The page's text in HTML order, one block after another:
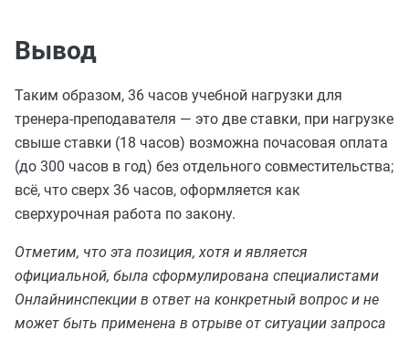
Вывод
Таким образом, 36 часов учебной нагрузки для
тренера-преподавателя — это две ставки, при нагрузке
свыше ставки (18 часов) возможна почасовая оплата
(до 300 часов в год) без отдельного совместительства;
всё, что сверх 36 часов, оформляется как
сверхурочная работа по закону.
Отметим, что эта позиция, хотя и является
официальной, была сформулирована специалистами
Онлайнинспекции в ответ на конкретный вопрос и не
может быть применена в отрыве от ситуации запроса